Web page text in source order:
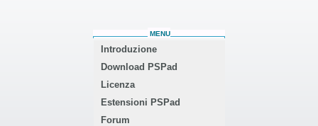
MENU
Introduzione
Download PSPad
Licenza
Estensioni PSPad
Forum